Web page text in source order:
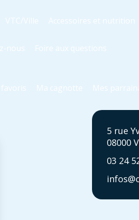
VTC/Ville Accessoires et nutrition
nous Foire aux questions
Ma cagnotte Mes
5 rue
08000
03 24